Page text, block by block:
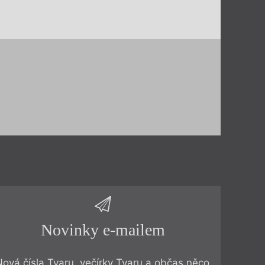
Novinky e-mailem